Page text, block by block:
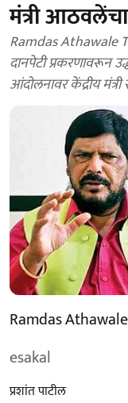
मंत्री
Ramdas Athawale
दानपेटी प्रकरणावरून
आंदोलनावर केंद्रीय
Ramdas Athawale
esakal
प्रशांत पाटील